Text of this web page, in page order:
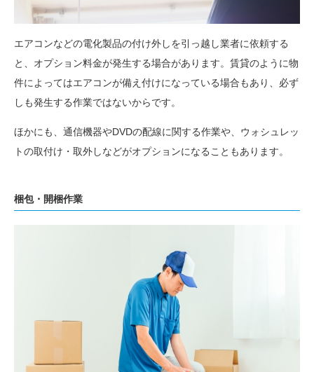
エアコンなどの電化製品の付け外しを引っ越し業者に依頼する
と、オプション料金が発生する場合があります。賃貸のように物
件によってはエアコンが備え付けになっている場合もあり、必ず
しも発生する作業ではないからです。
ほかにも、通信機器やDVDの配線に関する作業や、ウォシュレッ
トの取付け・取外しなどがオプションになることもあります。
梱包・開梱作業